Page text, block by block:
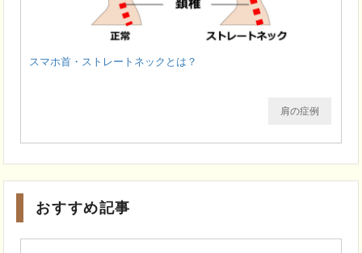
スマホ首・ストレートネックとは？
肩の症例
おすすめ記事